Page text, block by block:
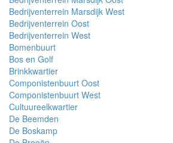
Bedrijventerrein Marsdijk West
Bedrijventerrein Oost
Bedrijventerrein West
Bomenbuurt
Bos en Golf
Brinkkwartier
Componistenbuurt Oost
Componistenbuurt West
Cultuureelkwartier
De Beemden
De Boskamp